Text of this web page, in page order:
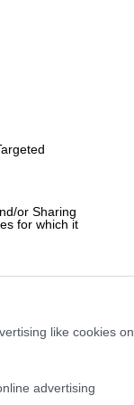
or Sharing
for which it
like cookies on
advertising
τα
και